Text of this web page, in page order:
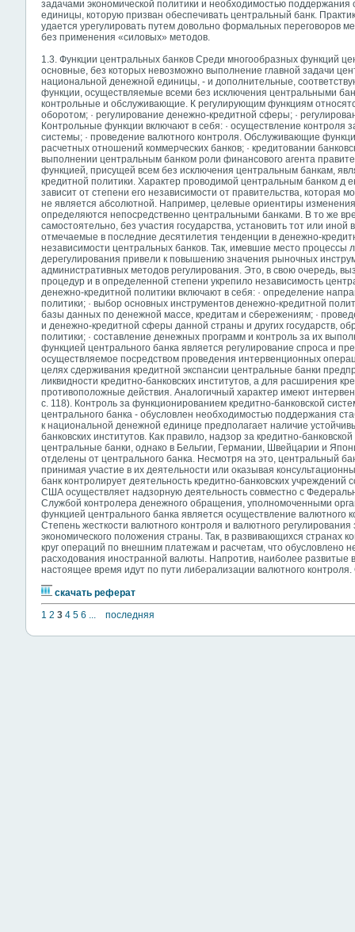
задачами экономической политики и необходимостью
единицы, которую призван обеспечивать центральный банк.
удается урегулировать путем довольно формальных переговоров
без применения «силовых» методов.
1.3. Функции центральных банков Среди многообразных функций
основные, без которых невозможно выполнение главной задачи
национальной денежной единицы, - и дополнительные,
функции, осуществляемые всеми без исключения центральными
контрольные и обслуживающие. К регулирующим функциям
оборотом; · регулирование денежно-кредитной сферы; ·
Контрольные функции включают в себя: · осуществление контроля
системы; · проведение валютного контроля. Обслуживающие
расчетных отношений коммерческих банков; · кредитовании
выполнении центральным банком роли финансового агента
функцией, присущей всем без исключения центральным банкам,
кредитной политики. Характер проводимой центральным банком д
зависит от степени его независимости от правительства, которая
не является абсолютной. Например, целевые ориентиры
определяются непосредственно центральными банками. В то же
самостоятельно, без участия государства, установить тот или
отмечаемые в последние десятилетия тенденции в денежно-
независимости центральных банков. Так, имевшие место процессы
дерегулирования привели к повышению значения рыночных
административных методов регулирования. Это, в свою очередь,
процедур и в определенной степени укрепило независимость
денежно-кредитной политики включают в себя: · определение
политики; · выбор основных инструментов денежно-кредитной
базы данных по денежной массе, кредитам и сбережениям; ·
и денежно-кредитной сферы данной страны и других государств,
политики; · составление денежных программ и контроль за их
функцией центрального банка является регулирование спроса и
осуществляемое посредством проведения интервенционных
целях сдерживания кредитной экспансии центральные банки
ликвидности кредитно-банковских институтов, а для расширения
противоположные действия. Аналогичный характер имеют
с. 118). Контроль за функционированием кредитно-банковской
центрального банка - обусловлен необходимостью поддержания
к национальной денежной единице предполагает наличие
банковских институтов. Как правило, надзор за кредитно-
центральные банки, однако в Бельгии, Германии, Швейцарии и
отделены от центрального банка. Несмотря на это, центральный
принимая участие в их деятельности или оказывая
банк контролирует деятельность кредитно-банковских учреждений
США осуществляет надзорную деятельность совместно с
Службой контролера денежного обращения, уполномоченными
функцией центрального банка является осуществление валютного
Степень жесткости валютного контроля и валютного
экономического положения страны. Так, в развивающихся странах
круг операций по внешним платежам и расчетам, что обусловлено
расходования иностранной валюты. Напротив, наиболее развитые
настоящее время идут по пути либерализации валютного
скачать реферат
1 2 3 4 5 6 ... последняя